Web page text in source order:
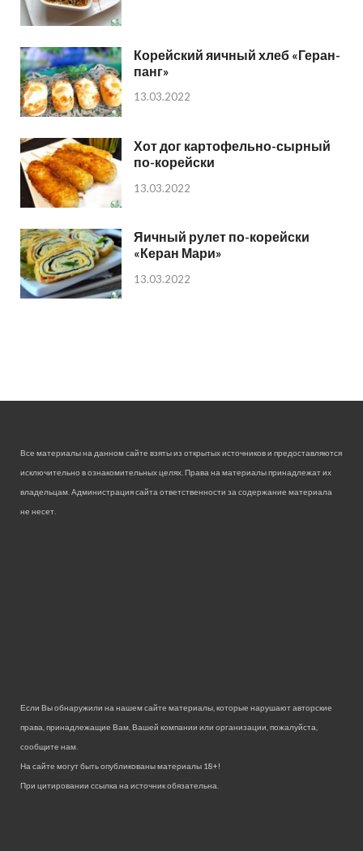
Корейский яичный хлеб «Геран-
панг»
13.03.2022
Хот дог картофельно-сырный
по-корейски
13.03.2022
Яичный рулет по-корейски
«Керан Мари»
13.03.2022
Все материалы на данном сайте взяты из открытых источников и предоставляются
исключительно в ознакомительных целях. Права на материалы принадлежат их
владельцам. Администрация сайта ответственности за содержание материала
не несет.
Если Вы обнаружили на нашем сайте материалы, которые нарушают авторские
права, принадлежащие Вам, Вашей компании или организации, пожалуйста,
сообщите нам.
На сайте могут быть опубликованы материалы 18+!
При цитировании ссылка на источник обязательна.